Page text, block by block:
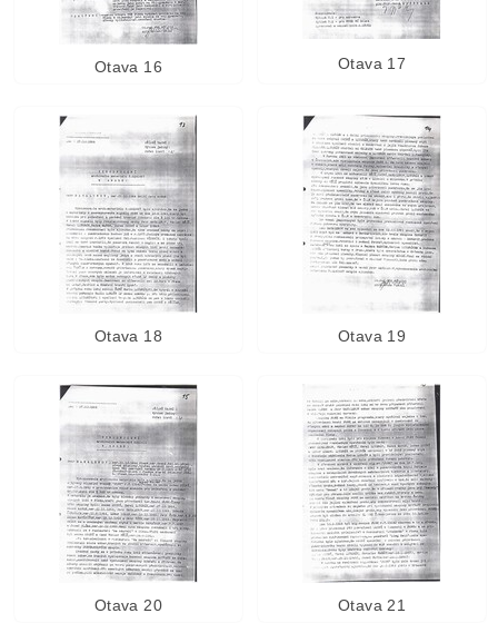
Otava 16 Otava 17
Otava 18 Otava 19
Otava 20 Otava 21